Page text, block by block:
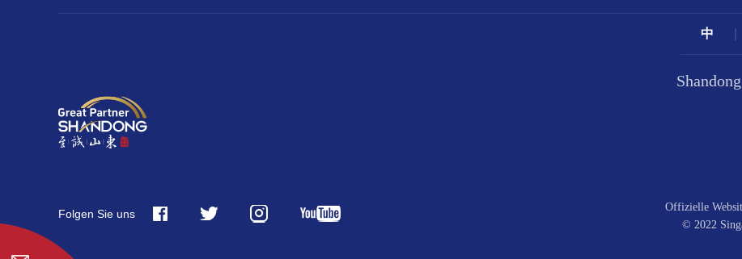
中
Folgen Sie uns
Offizielle
© 2022